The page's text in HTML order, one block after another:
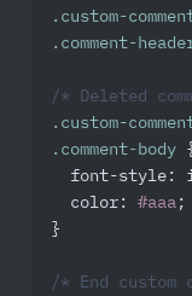
.custom-
.comment-
/* Deleted
.custom-
.comment-body {
font-style :
color : #aaa ;
}
/* End custom